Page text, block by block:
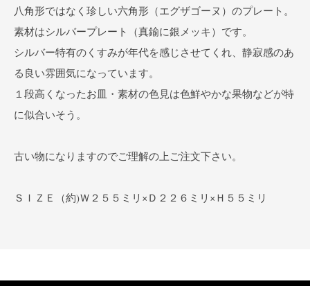
八角形ではなく珍しい六角形（エグザゴーヌ）のプレート。
素材はシルバープレート（真鍮に銀メッキ）です。
シルバー特有のくすみが年代を感じさせてくれ、静寂感のあ
る良い雰囲気になっています。
１段高くなったお皿・素材の色見は色鮮やかな果物などが特
に似合いそう。
古い物になりますのでご理解の上ご注文下さい。
ＳＩＺＥ（約)Ｗ２５５ミリ×Ｄ２２６ミリ×Ｈ５５ミリ